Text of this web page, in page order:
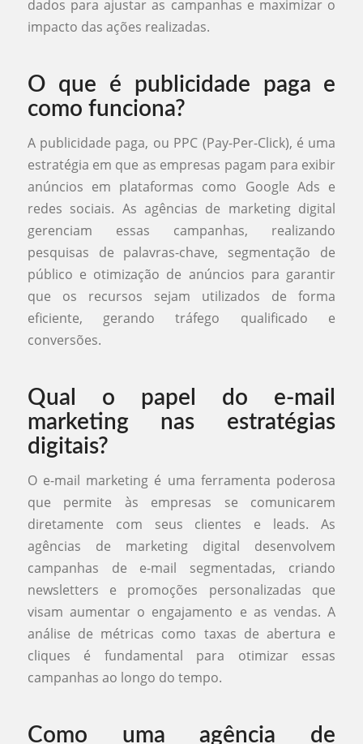
dados para ajustar as campanhas e maximizar o
impacto das ações realizadas.
O que é publicidade paga e
como funciona?
A publicidade paga, ou PPC (Pay-Per-Click), é uma
estratégia em que as empresas pagam para exibir
anúncios em plataformas como Google Ads e
redes sociais. As agências de marketing digital
gerenciam essas campanhas, realizando
pesquisas de palavras-chave, segmentação de
público e otimização de anúncios para garantir
que os recursos sejam utilizados de forma
eficiente, gerando tráfego qualificado e
conversões.
Qual o papel do e-mail
marketing nas estratégias
digitais?
O e-mail marketing é uma ferramenta poderosa
que permite às empresas se comunicarem
diretamente com seus clientes e leads. As
agências de marketing digital desenvolvem
campanhas de e-mail segmentadas, criando
newsletters e promoções personalizadas que
visam aumentar o engajamento e as vendas. A
análise de métricas como taxas de abertura e
cliques é fundamental para otimizar essas
campanhas ao longo do tempo.
Como uma agência de